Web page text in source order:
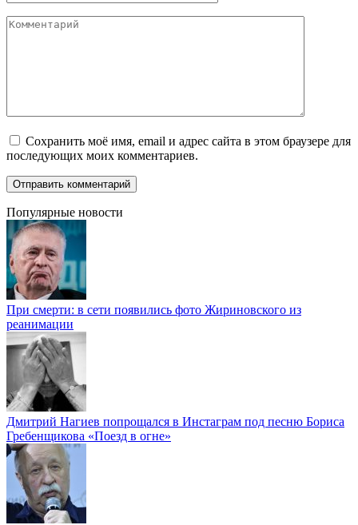
Комментарий
Сохранить моё имя, email и адрес сайта в этом браузере для
последующих моих комментариев.
Популярные новости
При смерти: в сети появились фото Жириновского из
реанимации
Дмитрий Нагиев попрощался в Инстаграм под песню Бориса
Гребенщикова «Поезд в огне»